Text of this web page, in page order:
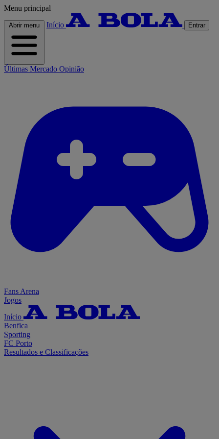
Menu principal
Abrir menu Início Entrar
Últimas Mercado Opinião
Fans Arena
Jogos
Início
Benfica
Sporting
FC Porto
Resultados e Classificações